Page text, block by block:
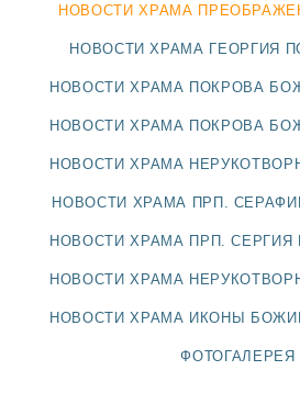
БЛАГОЧИНИЕ
НОВОСТИ ХРАМА
НОВОСТИ ХРАМА ГЕОРГИЯ
НОВОСТИ ХРАМА ПОКРОВА
НОВОСТИ ХРАМА ПОКРОВА
НОВОСТИ ХРАМА
НОВОСТИ ХРАМА ПРП.
НОВОСТИ ХРАМА ПРП. СЕРГИЯ
НОВОСТИ ХРАМА
НОВОСТИ ХРАМА ИКОНЫ
ФОТОГАЛЕРЕЯ